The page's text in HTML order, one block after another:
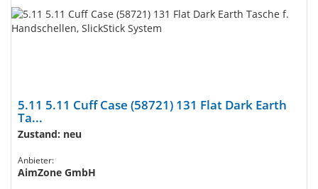
5.11 5.11 Cuff Case (58721) 131 Flat Dark Earth
Ta...
Zustand: neu
Anbieter:
AimZone GmbH